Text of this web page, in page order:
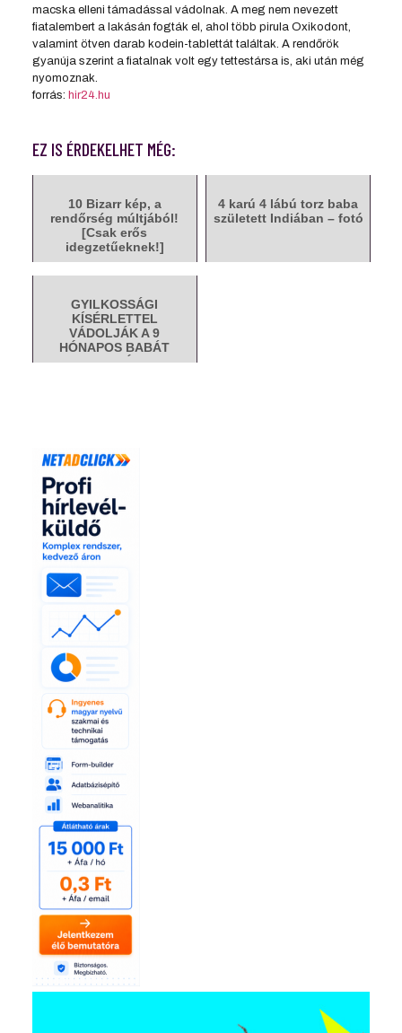
macska elleni támadással vádolnak. A meg nem nevezett
fiatalembert a lakásán fogták el, ahol több pirula Oxikodont,
valamint ötven darab kodein-tablettát találtak. A rendőrök
gyanúja szerint a fiatalnak volt egy tettestársa is, aki után még
nyomoznak.
forrás: hir24.hu
EZ IS ÉRDEKELHET MÉG:
10 Bizarr kép, a
rendőrség múltjából!
[Csak erős
idegzetűeknek!]
4 karú 4 lábú torz baba
született Indiában – fotó
GYILKOSSÁGI
KÍSÉRLETTEL
VÁDOLJÁK A 9
HÓNAPOS BABÁT
[VIDEÓ]